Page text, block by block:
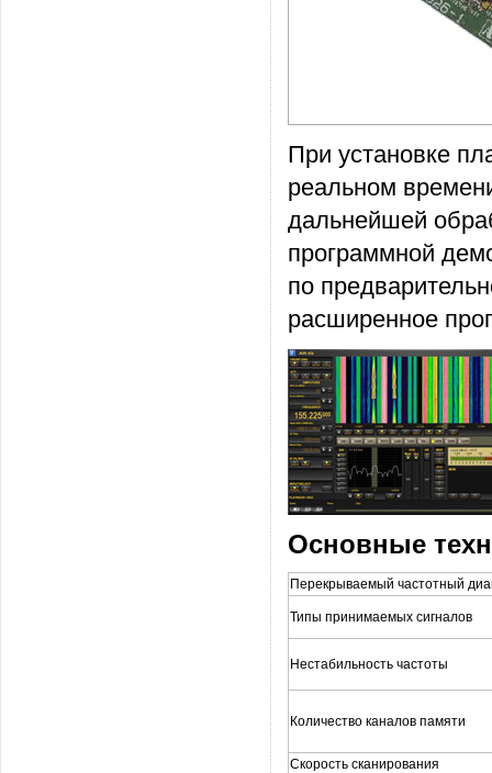
При установке
реальном
дальнейшей
программной
по
расширенное
Основные
Перекрываемый частотный
Типы принимаемых сигналов
Нестабильность частоты
Количество каналов памяти
Скорость сканирования